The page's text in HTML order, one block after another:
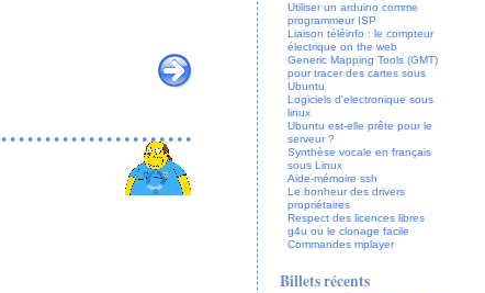
Utiliser un arduino comme
programmeur ISP
Liaison téléinfo : le compteur
électrique on the web
Generic Mapping Tools (GMT)
pour tracer des cartes sous
Ubuntu
Logiciels d'electronique sous
linux
Ubuntu est-elle prête pour le
serveur ?
Synthèse vocale en français
sous Linux
Aide-mémoire ssh
Le bonheur des drivers
propriétaires
Respect des licences libres
g4u ou le clonage facile
Commandes mplayer
Billets récents